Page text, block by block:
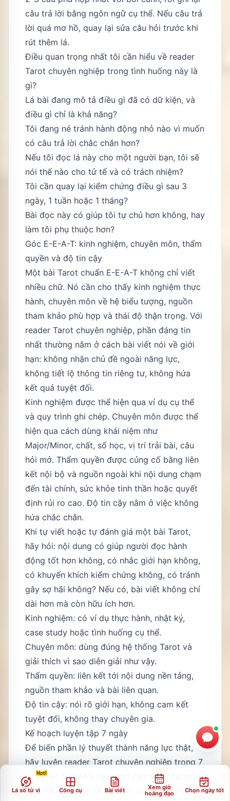
câu trả lời bằng ngôn ngữ cụ thể. Nếu câu trả
lời quá mơ hồ, quay lại sửa câu hỏi trước khi
rút thêm lá.
Điều quan trọng nhất tôi cần hiểu về reader
Tarot chuyên nghiệp trong tình huống này là
gì?
Lá bài đang mô tả điều gì đã có dữ kiện, và
điều gì chỉ là khả năng?
Tôi đang né tránh hành động nhỏ nào vì muốn
có câu trả lời chắc chắn hơn?
Nếu tôi đọc lá này cho một người bạn, tôi sẽ
nói thế nào cho tử tế và có trách nhiệm?
Tôi cần quay lại kiểm chứng điều gì sau 3
ngày, 1 tuần hoặc 1 tháng?
Bài đọc này có giúp tôi tự chủ hơn không, hay
làm tôi phụ thuộc hơn?
Góc E-E-A-T: kinh nghiệm, chuyên môn, thẩm
quyền và độ tin cậy
Một bài Tarot chuẩn E-E-A-T không chỉ viết
nhiều chữ. Nó cần cho thấy kinh nghiệm thực
hành, chuyên môn về hệ biểu tượng, nguồn
tham khảo phù hợp và thái độ thận trọng. Với
reader Tarot chuyên nghiệp, phần đáng tin
nhất thường nằm ở cách bài viết nói về giới
hạn: không nhận chủ đề ngoài năng lực,
không tiết lộ thông tin riêng tư, không hứa
kết quả tuyệt đối.
Kinh nghiệm được thể hiện qua ví dụ cụ thể
và quy trình ghi chép. Chuyên môn được thể
hiện qua cách dùng khái niệm như
Major/Minor, chất, số học, vị trí trải bài, câu
hỏi mở. Thẩm quyền được củng cố bằng liên
kết nội bộ và nguồn ngoài khi nội dung chạm
đến tài chính, sức khỏe tinh thần hoặc quyết
định rủi ro cao. Độ tin cậy nằm ở việc không
hứa chắc chắn.
Khi tự viết hoặc tự đánh giá một bài Tarot,
hãy hỏi: nội dung có giúp người đọc hành
động tốt hơn không, có nhắc giới hạn không,
có khuyến khích kiểm chứng không, có tránh
gây sợ hãi không? Nếu có, bài viết không chỉ
dài hơn mà còn hữu ích hơn.
Kinh nghiệm: có ví dụ thực hành, nhật ký,
case study hoặc tình huống cụ thể.
Chuyên môn: dùng đúng hệ thống Tarot và
giải thích vì sao diễn giải như vậy.
Thẩm quyền: liên kết tới nội dung nền tảng,
nguồn tham khảo và bài liên quan.
Độ tin cậy: nói rõ giới hạn, không cam kết
tuyệt đối, không thay chuyên gia.
Kế hoạch luyện tập 7 ngày
Để biến phần lý thuyết thành năng lực thật,
hãy luyện reader Tarot chuyên nghiệp trong 7
ngày liên tục. Mỗi ngày chỉ cần một câu hỏi,
một bài đọc nhỏ và một ghi chú kiểm chứng.
Lá số tử vi Công cụ Bài viết
Xem giờ
hoàng đạo
Chọn ngày tốt